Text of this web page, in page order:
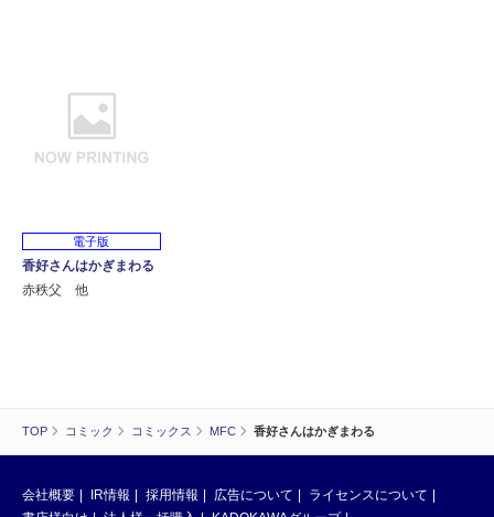
TOP コミック コミックス MFC 香好さんはかぎまわる
電子版
香好さんはかぎまわる
赤秩父 他
会社概要 IR情報 採用情報 広告について
ライセンスについて